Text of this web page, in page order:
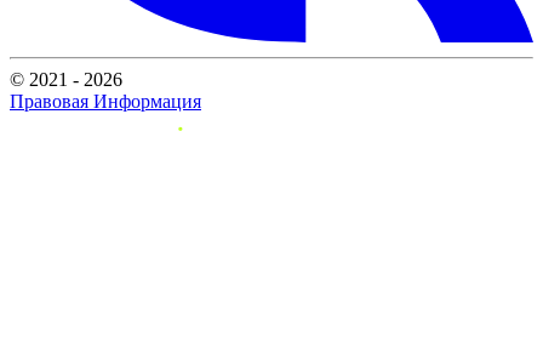
© 2021 - 2026
Правовая Информация